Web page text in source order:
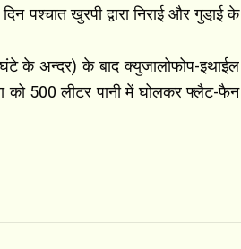
पश्चात खुरपी द्वारा निराई और गुडा़ई के
के अन्दर) के बाद क्युजालोफोप-इथाईल
को 500 लीटर पानी में घोलकर फ्लैट-फैन